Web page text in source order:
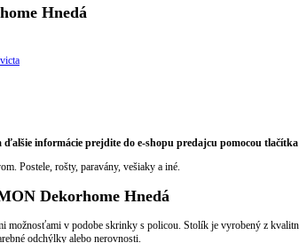
Hnedá
informácie prejdite do e-shopu predajcu pomocou
Postele, rošty, paravány, vešiaky a iné.
Dekorhome Hnedá
v podobe skrinky s policou. Stolík je vyrobený z
odchýlky alebo nerovnosti.